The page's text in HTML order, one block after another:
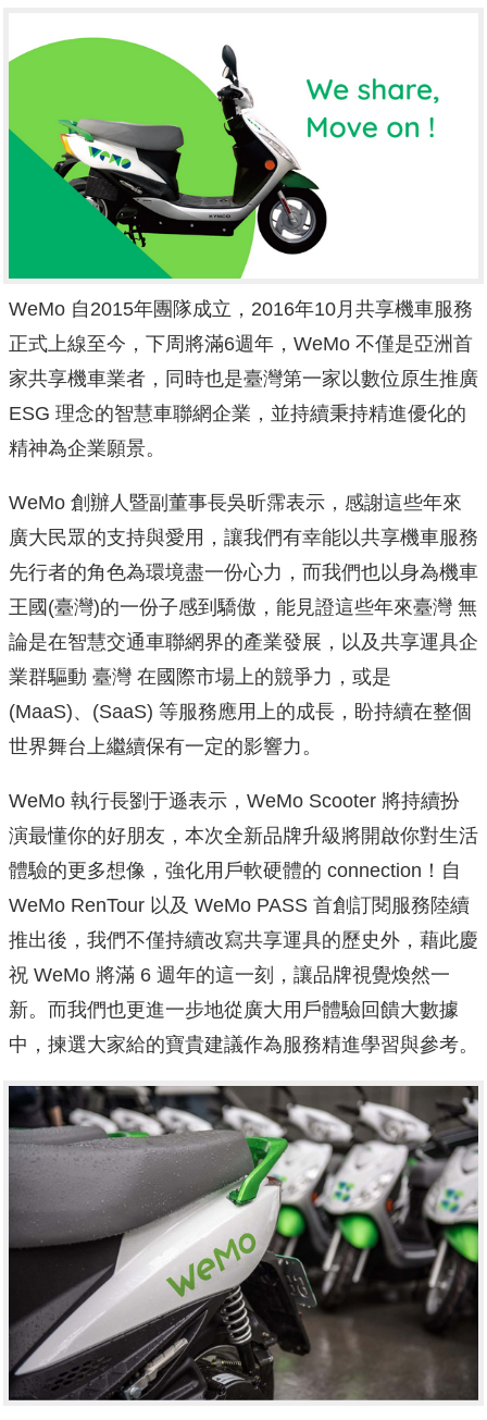
WeMo 自2015年團隊成立， 2016年10月共享機車服務
正式上線至今，下周將滿6週年， WeMo 不僅是亞洲首
家共享機車業者，同時也是臺灣第一家以數位原生推廣
ESG 理念的智慧車聯網企業，並持續秉持精進優化的
精神為企業願景。
WeMo 創辦人暨副董事長吳昕霈表示， 感謝這些年來
廣大民眾的支持與愛用， 讓我們有幸能以共享機車服務
先行者的角色為環境盡一份心力， 而我們也以身為機車
王國(臺灣)的一份子感到驕傲， 能見證這些年來臺灣 無
論是在智慧交通車聯網界的產業發展，以及共享運具企
業群驅動 臺灣 在國際市場上的競爭力，或是
(MaaS)、(SaaS) 等服務應用上的成長， 盼持續在整個
世界舞台上繼續保有一定的影響力。
WeMo 執行長劉于遜表示，WeMo Scooter 將持續扮
演最懂你的好朋友，本次全新品牌升級將開啟你對生活
體驗的更多想像，強化用戶軟硬體的 connection！自
WeMo RenTour 以及 WeMo PASS 首創訂閱服務陸續
推出後，我們不僅持續改寫共享運具的歷史外， 藉此慶
祝 WeMo 將滿 6 週年的這一刻，讓品牌視覺煥然一
新。 而我們也更進一步地從廣大用戶體驗回饋大數據
中， 揀選大家給的寶貴建議作為服務精進學習與參考。